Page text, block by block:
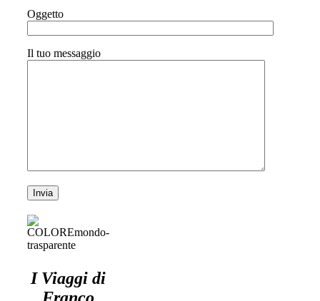
Oggetto
Il tuo messaggio
I Viaggi di